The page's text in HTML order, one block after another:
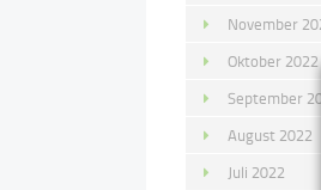
November
Oktober 2022
September
August 2022
Juli 2022